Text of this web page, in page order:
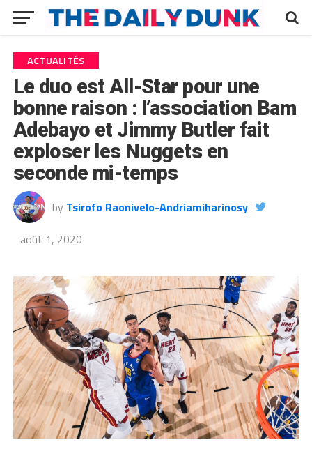
ACTUALITÉS
Le duo est All-Star pour une
bonne raison : l’association Bam
Adebayo et Jimmy Butler fait
exploser les Nuggets en
seconde mi-temps
by Tsirofo Raonivelo-Andriamiharinosy
août 1, 2020